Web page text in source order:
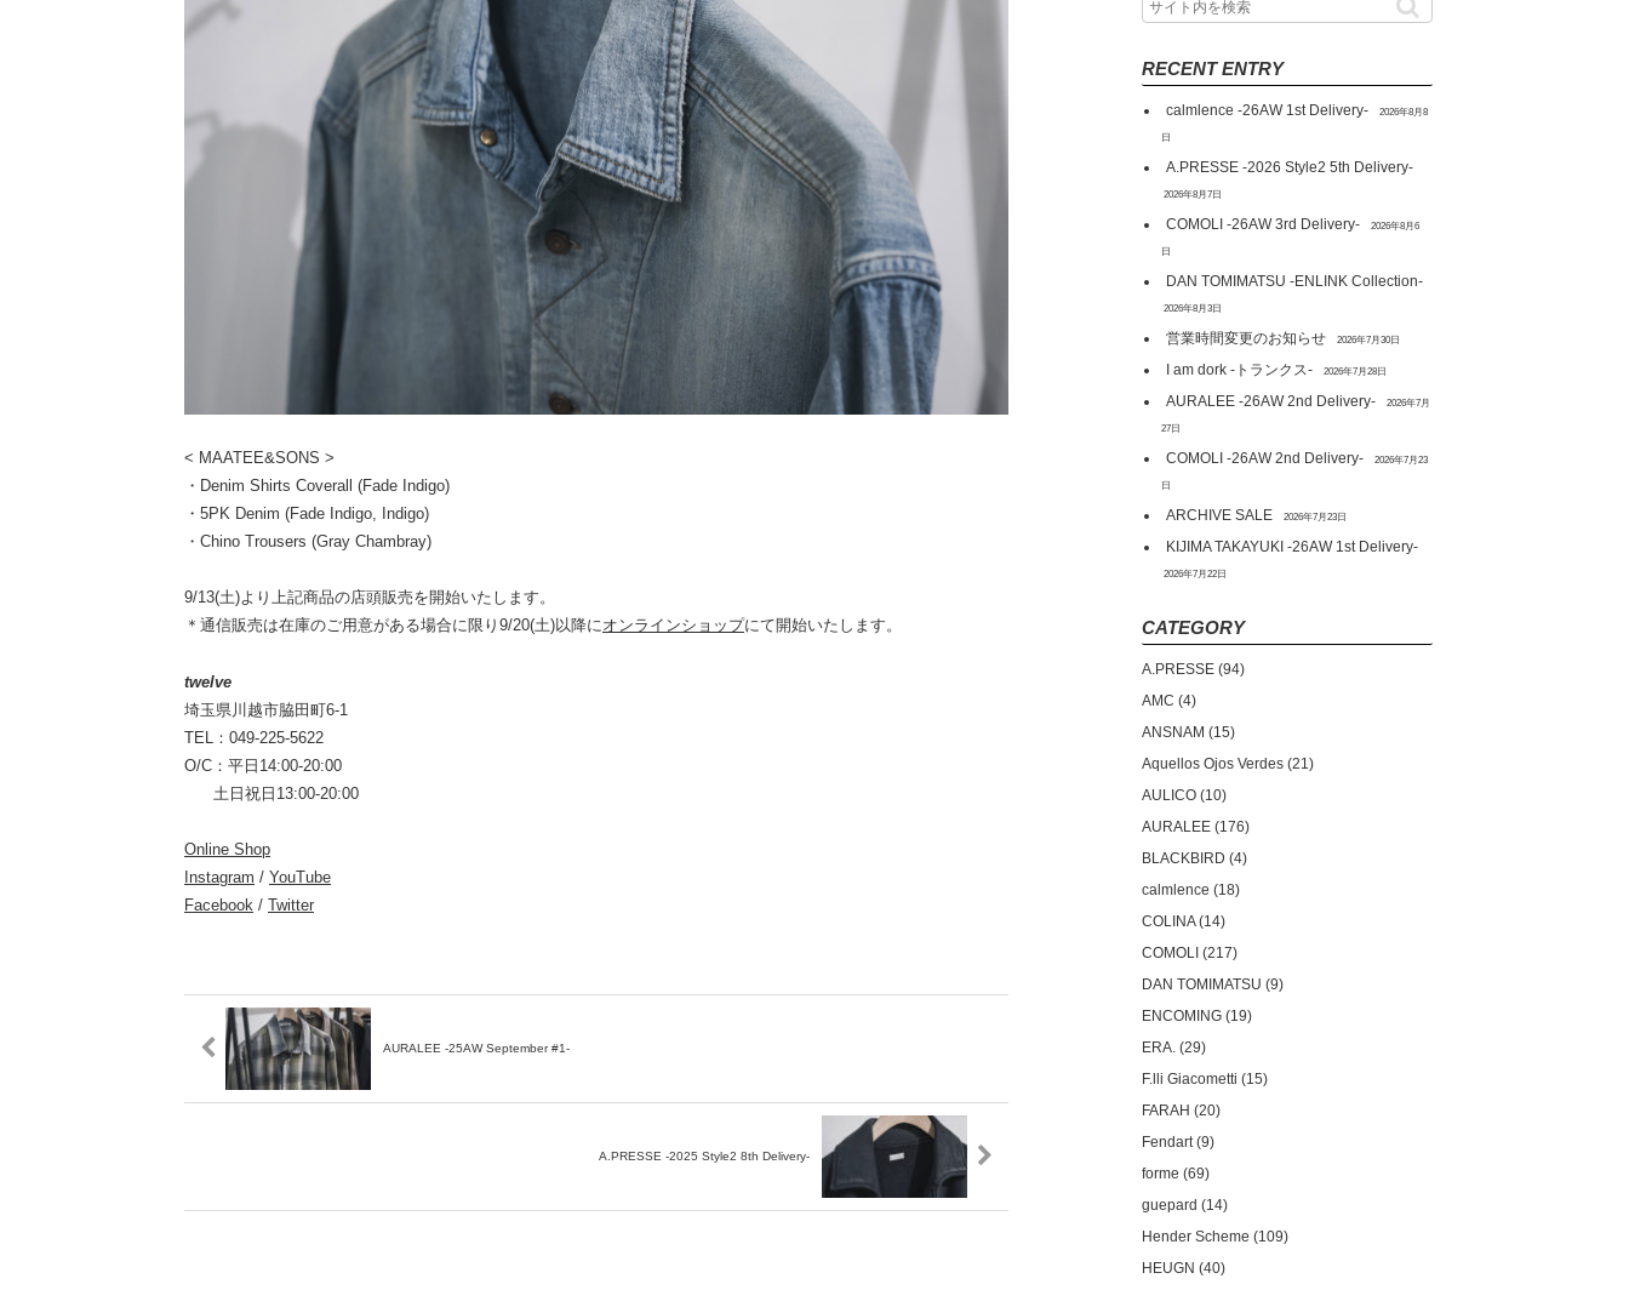
< MAATEE&SONS >
・Denim Shirts Coverall (Fade Indigo)
・5PK Denim (Fade Indigo, Indigo)
・Chino Trousers (Gray Chambray)
9/13(土)より上記商品の店頭販売を開始いたします。
＊通信販売は在庫のご用意がある場合に限り9/20(土)以降にオンラインショップにて開始いたします。
twelve
埼玉県川越市脇田町6-1
TEL：049-225-5622
O/C：平日14:00-20:00
土日祝日13:00-20:00
Online Shop
Instagram / YouTube
Facebook / Twitter
AURALEE -25AW September #1-
A.PRESSE -2025 Style2 8th Delivery-
RECENT ENTRY
calmlence -26AW 1st Delivery- 2026年8月8
日
A.PRESSE -2026 Style2 5th Delivery-
2026年8月7日
COMOLI -26AW 3rd Delivery- 2026年8月6
日
DAN TOMIMATSU -ENLINK Collection-
2026年8月3日
営業時間変更のお知らせ 2026年7月30日
I am dork -トランクス- 2026年7月28日
AURALEE -26AW 2nd Delivery- 2026年7月
27日
COMOLI -26AW 2nd Delivery- 2026年7月23
日
ARCHIVE SALE 2026年7月23日
KIJIMA TAKAYUKI -26AW 1st Delivery-
2026年7月22日
CATEGORY
A.PRESSE 94
AMC 4
ANSNAM
15
Aquellos Ojos Verdes 21
AULICO 10
AURALEE 176
BLACKBIRD 4
calmlence
18
COLINA 14
COMOLI
217
DAN TOMIMATSU 9
ENCOMING 19
ERA. 29
F.lli Giacometti
15
FARAH
20
Fendart 9
forme 69
guepard
14
Hender Scheme
109
HEUGN
40